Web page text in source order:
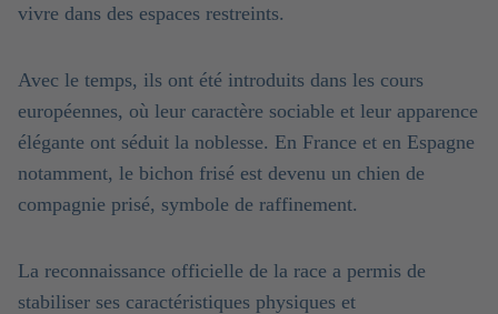
vivre dans des espaces restreints.
Avec le temps, ils ont été introduits dans les cours
européennes, où leur caractère sociable et leur apparence
élégante ont séduit la noblesse. En France et en Espagne
notamment, le bichon frisé est devenu un chien de
compagnie prisé, symbole de raffinement.
La reconnaissance officielle de la race a permis de
stabiliser ses caractéristiques physiques et